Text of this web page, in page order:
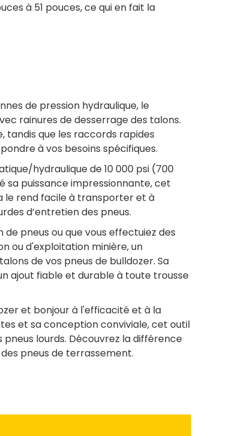
à 51 pouces, ce qui en fait la
de pression hydraulique, le
rainures de desserrage des talons.
que les raccords rapides
à vos besoins spécifiques.
hydraulique de 10 000 psi (700
puissance impressionnante, cet
le rend facile à transporter et à
d’entretien des pneus.
pneus ou que vous effectuiez des
ou d'exploitation minière, un
de vos pneus de bulldozer. Sa
ajout fiable et durable à toute trousse
et bonjour à l'efficacité et à la
et sa conception conviviale, cet outil
lourds. Découvrez la différence
pneus de terrassement.